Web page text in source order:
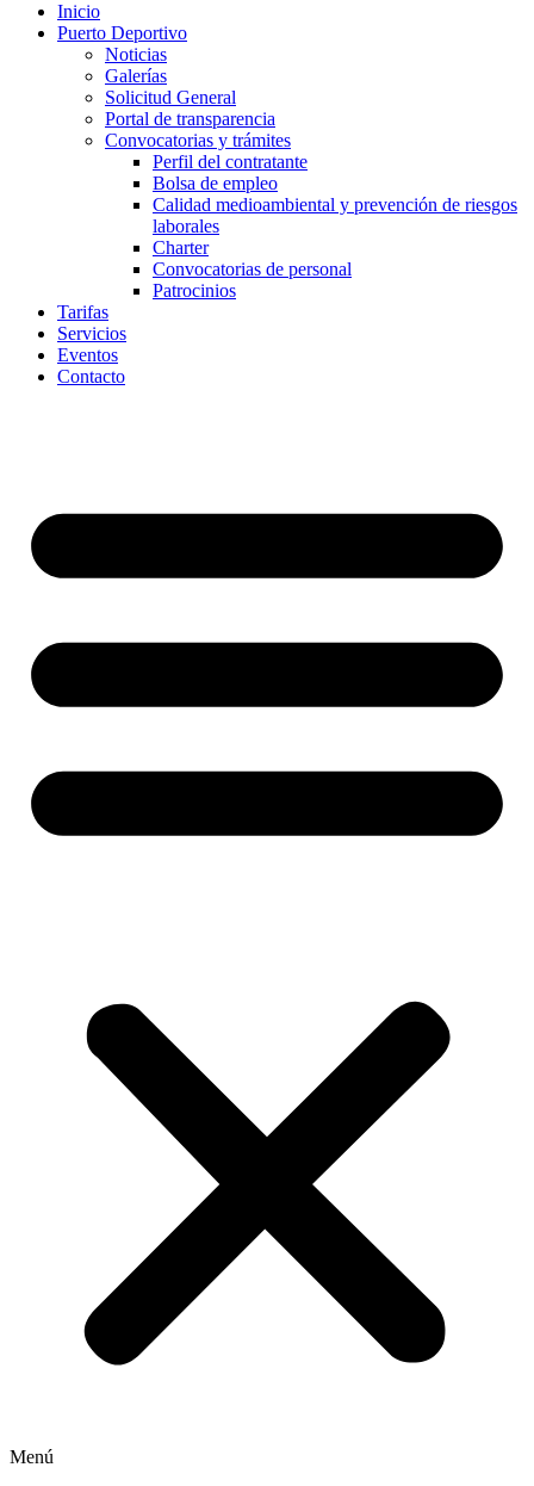
Inicio
Puerto Deportivo
Noticias
Galerías
Solicitud General
Portal de transparencia
Convocatorias y trámites
Perfil del contratante
Bolsa de empleo
Calidad medioambiental y prevención de riesgos
laborales
Charter
Convocatorias de personal
Patrocinios
Tarifas
Servicios
Eventos
Contacto
Menú